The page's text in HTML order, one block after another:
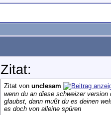
Zitat:
Zitat von unclesam
wenn du an diese schweizer
glaubst, dann mußt du es deinen
es doch von alleine spüren